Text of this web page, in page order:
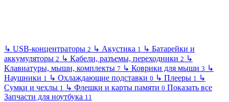
↳ USB-концентраторы 2 ↳ Акустика 1 ↳ Батарейки и
аккумуляторы 2 ↳ Кабели, разъемы, переходники 2 ↳
Клавиатуры, мыши, комплекты 7 ↳ Коврики для мыши 3 ↳
Наушники 1 ↳ Охлаждающие подставки 0 ↳ Плееры 1 ↳
Сумки и чехлы 1 ↳ Флешки и карты памяти 0 Показать все
Запчасти для ноутбука 11